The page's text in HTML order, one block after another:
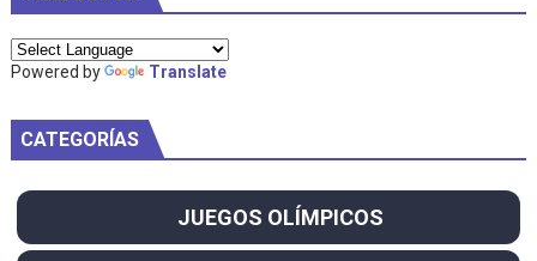
Powered by Translate
CATEGORÍAS
JUEGOS OLÍMPICOS